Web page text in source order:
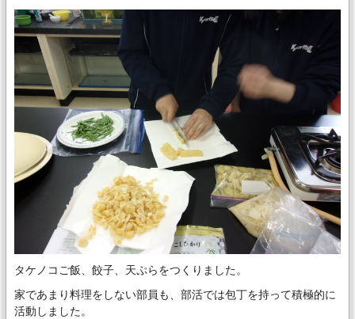
タケノコご飯、餃子、天ぷらをつくりました。
家であまり料理をしない部員も、部活では包丁を持って積極的に
活動しました。